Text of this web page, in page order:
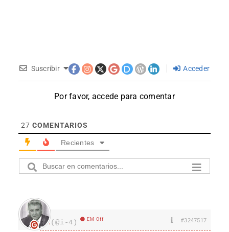
Suscribir Acceder
Por favor, accede para comentar
27 COMENTARIOS
Recientes
I.(@i-4) EM Off #3247517